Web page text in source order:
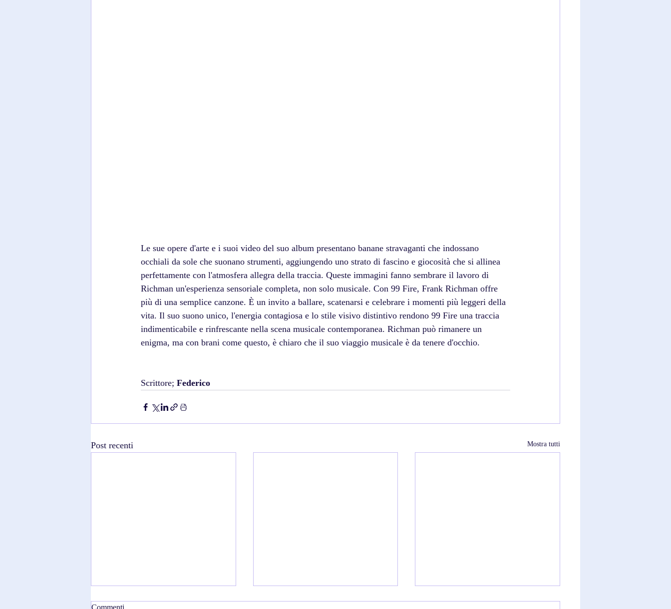
Le sue opere d'arte e i suoi video del suo album presentano banane stravaganti che indossano
occhiali da sole che suonano strumenti, aggiungendo uno strato di fascino e giocosità che si allinea
perfettamente con l'atmosfera allegra della traccia. Queste immagini fanno sembrare il lavoro di
Richman un'esperienza sensoriale completa, non solo musicale. Con 99 Fire, Frank Richman offre
più di una semplice canzone. È un invito a ballare, scatenarsi e celebrare i momenti più leggeri della
vita. Il suo suono unico, l'energia contagiosa e lo stile visivo distintivo rendono 99 Fire una traccia
indimenticabile e rinfrescante nella scena musicale contemporanea. Richman può rimanere un
enigma, ma con brani come questo, è chiaro che il suo viaggio musicale è da tenere d'occhio.
Scrittore; Federico
Post recenti Mostra tutti